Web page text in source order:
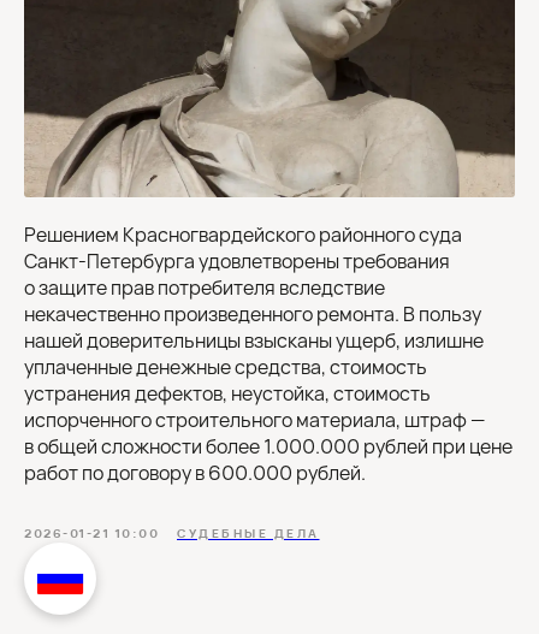
Решением Красногвардейского районного суда
Санкт-Петербурга удовлетворены требования
о защите прав потребителя вследствие
некачественно произведенного ремонта. В пользу
нашей доверительницы взысканы ущерб, излишне
уплаченные денежные средства, стоимость
устранения дефектов, неустойка, стоимость
испорченного строительного материала, штраф —
в общей сложности более 1.000.000 рублей при цене
работ по договору в 600.000 рублей.
2026-01-21 10:00 СУДЕБНЫЕ ДЕЛА